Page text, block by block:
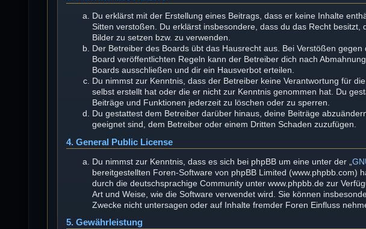
Du erklärst mit der Erstellung eines Beitrags, dass er keine Inhalte
Sitten verstoßen. Du erklärst insbesondere, dass du das Recht
Bilder zu setzen bzw. zu verwenden.
Der Betreiber des Boards übt das Hausrecht aus. Bei Verstößen
Board veröffentlichten Regeln kann der Betreiber dich nach
Boards ausschließen und dir ein Hausverbot erteilen.
Du nimmst zur Kenntnis, dass der Betreiber keine Verantwortung für
selbst erstellt hat oder die er nicht zur Kenntnis genommen hat. Du
Beiträge und Funktionen jederzeit zu löschen oder zu sperren.
Du gestattest dem Betreiber darüber hinaus, deine Beiträge
geeignet sind, dem Betreiber oder einem Dritten Schaden zuzufügen.
4. General Public License
Du nimmst zur Kenntnis, dass es sich bei phpBB um eine unter der „
bereitgestellten Foren-Software von phpBB Limited (www.phpbb.com)
durch die deutschsprachige Community unter www.phpbb.de zur
Art und Weise, wie die Software verwendet wird. Sie können
Zwecke nicht untersagen oder auf Inhalte fremder Foren Einfluss
5. Gewährleistung